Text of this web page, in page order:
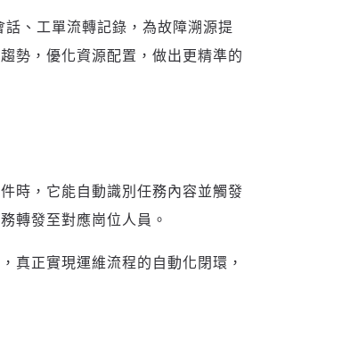
、工單流轉記錄，為故障溯源提
勢，優化資源配置，做出更精準的
時，它能自動識別任務內容並觸發
轉發至對應崗位人員。
真正實現運維流程的自動化閉環，